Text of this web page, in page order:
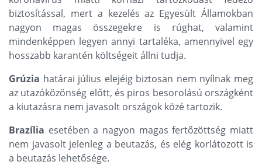
biztosítással, mert a kezelés az Egyesült Államokban
nagyon magas összegekre is rúghat, valamint
mindenképpen legyen annyi tartaléka, amennyivel egy
hosszabb karantén költségeit állni tudja.
Grúzia határai július elejéig biztosan nem nyílnak meg
az utazóközönség előtt, és piros besorolású országként
a kiutazásra nem javasolt országok közé tartozik.
Brazília esetében a nagyon magas fertőzöttség miatt
nem javasolt jelenleg a beutazás, és elég korlátozott is
a beutazás lehetősége.